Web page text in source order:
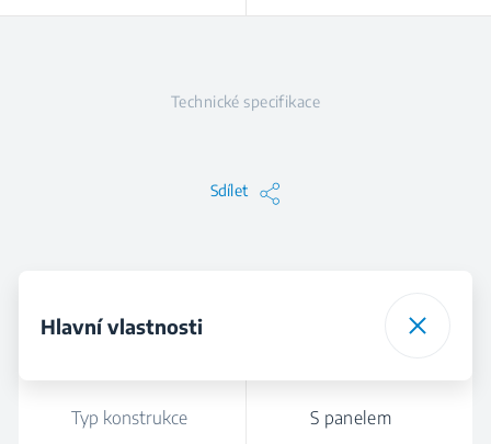
Technické specifikace
Sdílet
Hlavní vlastnosti
Typ konstrukce S panelem